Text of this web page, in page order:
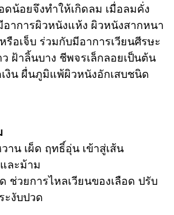
ดน้อยจึงทำให้เกิดลม เมื่อลมคั่ง
าการผิวหนังแห้ง ผิวหนังสากหนา
อเจ็บ ร่วมกับมีอาการเวียนศีรษะ
ฝ้าลิ้นบาง ชีพจรเล็กลอยเป็นต้น
งิน ผื่นภูมิแพ้ผิวหนังอักเสบชนิด
าน เผ็ด ฤทธิ์อุ่น เข้าสู่เส้น
ละม้าม
ช่วยการไหลเวียนของเลือด ปรับ
ะงับปวด